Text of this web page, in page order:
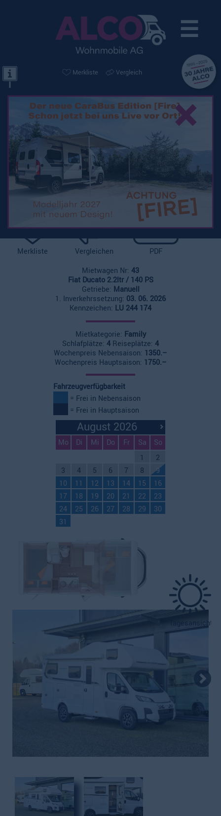
☰
×
Merkliste Vergleich
Weinsberg CaraHome
550 MG
Merkliste Vergleichen
PDF
Mietwagen Nr: 43
Fiat Ducato 2.2ltr / 140 PS
Getriebe: Manuell
1. Inverkehrssetzung: 03. 06. 2026
Kennzeichen: LU 244 174
Mietkategorie: Family
Schlafplätze: 4 Reiseplätze: 4
Wochenpreis Nebensaison: 1350.–
Wochenpreis Hauptsaison: 1750.–
Fahrzeugverfügbarkeit
= Frei in Nebensaison
= Frei in Hauptsaison
August 2026
Mo Di Mi Do Fr Sa
So
1
2
3
4 5 6 7 8
9
10
11 12 13 14 15
16
17
18 19 20 21 22
23
24
25 26 27 28 29
30
31
Tagesansicht